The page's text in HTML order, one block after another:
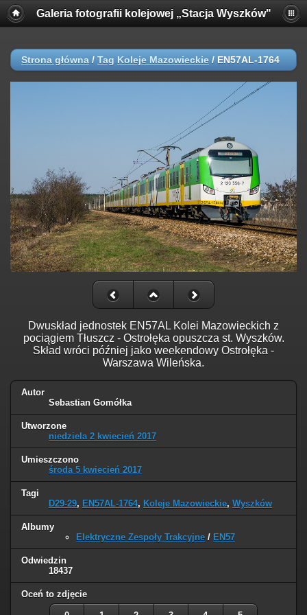
Galeria fotografii kolejowej „Stacja Wyszków"
Strona główna / Tag Koleje Mazowieckie / EN57AL-1764
Dwuskład jednostek EN57AL Kolei Mazowieckich z
pociągiem Tłuszcz - Ostrołęka opuszcza st. Wyszków.
Skład wróci później jako weekendowy Ostrołęka -
Warszawa Wileńska.
Autor
Sebastian Gomółka
Utworzone
niedziela 2 kwiecień 2017
Umieszczono
środa 5 kwiecień 2017
Tagi
D29-29, EN57AL-1764, Koleje Mazowieckie, Wyszków
Albumy
Elektryczne Zespoły Trakcyjne / EN57
Odwiedzin
18437
Oceń to zdjęcie